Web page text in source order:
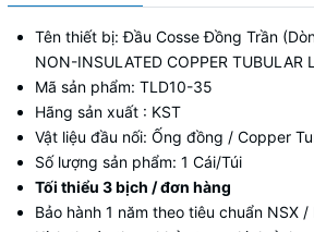
Tên thiết bị: Đầu Cosse Đồng Trần
NON-INSULATED COPPER TUBULAR
Mã sản phẩm: TLD10-35
Hãng sản xuất : KST
Vật liệu đầu nối: Ống đồng / Copper
Số lượng sản phẩm: 1 Cái/Túi
Tối thiểu 3 bịch / đơn hàng
Bảo hành 1 năm theo tiêu chuẩn NSX /